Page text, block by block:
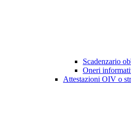
Scadenzario
Oneri
Attestazioni OIV o